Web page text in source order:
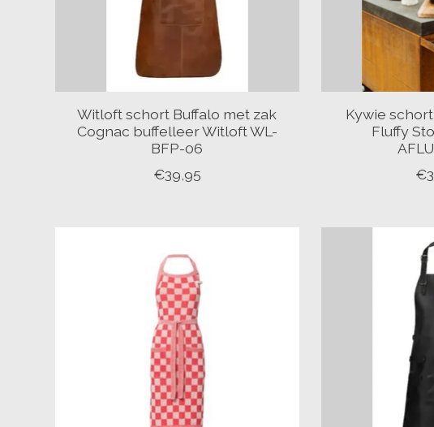
Witloft schort Buffalo met zak
Cognac buffelleer Witloft WL-
BFP-06
€39,95
Kywie
Fluffy